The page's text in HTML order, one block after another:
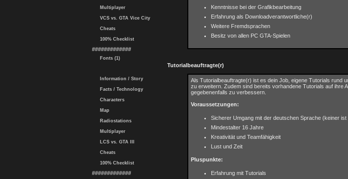
Multiplayer
VCS vs. GTA Vice City
Cheats
100% Checklist
#############
Fonts (1)
Information / Story
Facts / Technology
Characters
Map
Radiostations
Multiplayer
LCS vs. GTA III
Cheats
100% Checklist
#############
Kenntnisse bei der Grafikbearbeitung
Erfahrung als Downloadverantwortliche(r)
Weitere Fremdsprachen
Besitz von allen PC GTA-Spielen
Tutorialbeauftragte(r)
Als Tutorialbeauftragte(r) ist es dein Job, eigene Tutorials rund
zu erweitern. Zudem sind bereits vorhandene Tutorials auf ihre
gegebenenfalls zu verbessern.
Voraussetzungen:
Sicherer Umgang mit der deutschen Sprache (keiner ist
Mindestalter 16 Jahre
Kreativität und Teamfähigkeit
Lust und Zeit
Pluspunkte:
Erfahrung mit Tutorials